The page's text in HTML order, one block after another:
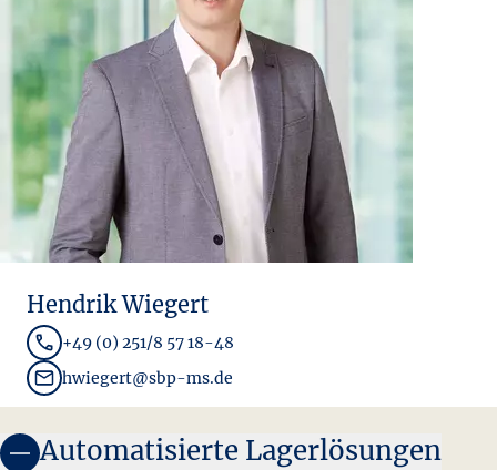
Hendrik Wiegert
+49 (0) 251/8 57 18-48
hwiegert@sbp-ms.de
Automatisierte Lagerlösungen